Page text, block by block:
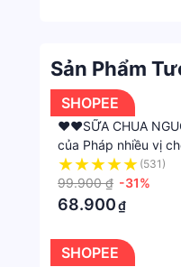
3. Đa dạng
Để tạo nên sự
nhau cho bé yêu
4. Tiện lợi
Sản phẩm được
Sản Phẩm
SHOPEE
❤️❤️SỮA CHUA
của Pháp nhiều vị
tháng❤️❤️
(531)
99.900 ₫ -31%
68.900₫
SHOPEE